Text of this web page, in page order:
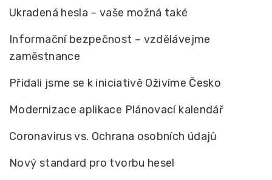
Ukradená hesla – vaše možná také
Informační bezpečnost – vzdělávejme
zaměstnance
Přidali jsme se k iniciativě Oživíme Česko
Modernizace aplikace Plánovací kalendář
Coronavirus vs. Ochrana osobních údajů
Nový standard pro tvorbu hesel